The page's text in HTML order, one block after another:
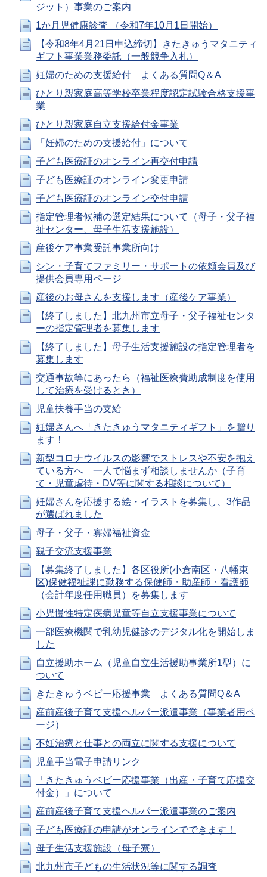
ジット）事業のご案内
1か月児健康診査 （令和7年10月1日開始）
【令和8年4月21日申込締切】きたきゅうマタニティ
ギフト事業業務委託（一般競争入札）
妊婦のための支援給付 よくある質問Q＆A
ひとり親家庭高等学校卒業程度認定試験合格支援事
業
ひとり親家庭自立支援給付金事業
「妊婦のための支援給付」について
子ども医療証のオンライン再交付申請
子ども医療証のオンライン変更申請
子ども医療証のオンライン交付申請
指定管理者候補の選定結果について（母子・父子福
祉センター、母子生活支援施設）
産後ケア事業受託事業所向け
シン・子育てファミリー・サポートの依頼会員及び
提供会員専用ページ
産後のお母さんを支援します（産後ケア事業）
【終了しました】北九州市立母子・父子福祉センタ
ーの指定管理者を募集します
【終了しました】母子生活支援施設の指定管理者を
募集します
交通事故等にあったら（福祉医療費助成制度を使用
して治療を受けるとき）
児童扶養手当の支給
妊婦さんへ「きたきゅうマタニティギフト」を贈り
ます！
新型コロナウイルスの影響でストレスや不安を抱え
ている方へ 一人で悩まず相談しませんか（子育
て・児童虐待・DV等に関する相談について）
妊婦さんを応援する絵・イラストを募集し、3作品
が選ばれました
母子・父子・寡婦福祉資金
親子交流支援事業
【募集終了しました】各区役所(小倉南区・八幡東
区)保健福祉課に勤務する保健師・助産師・看護師
（会計年度任用職員）を募集します
小児慢性特定疾病児童等自立支援事業について
一部医療機関で乳幼児健診のデジタル化を開始しま
した
自立援助ホーム（児童自立生活援助事業所1型）に
ついて
きたきゅうベビー応援事業 よくある質問Q＆A
産前産後子育て支援ヘルパー派遣事業（事業者用ペ
ージ）
不妊治療と仕事との両立に関する支援について
児童手当電子申請リンク
「きたきゅうベビー応援事業（出産・子育て応援交
付金）」について
産前産後子育て支援ヘルパー派遣事業のご案内
子ども医療証の申請がオンラインでできます！
母子生活支援施設（母子寮）
北九州市子どもの生活状況等に関する調査